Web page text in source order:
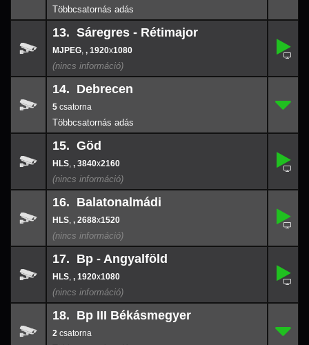
13.
13. Sáregres - Rétimajor
, , 1920x1080
1920x
14.
14. Debrecen
5
15.
15. Göd
, , 3840x2160
,
3840x
16.
16. Balatonalmádi
, , 2688x1520
,
2688x
17.
17. Bp - Angyalföld
, , 1920x1080
,
1920x
18.
18. Bp III Békásmegyer
2